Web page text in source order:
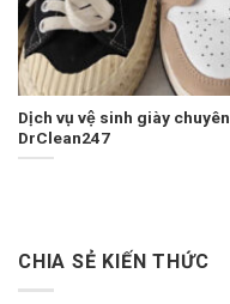
Dịch vụ vệ sinh giày
DrClean247
CHIA SẺ KIẾN THỨC